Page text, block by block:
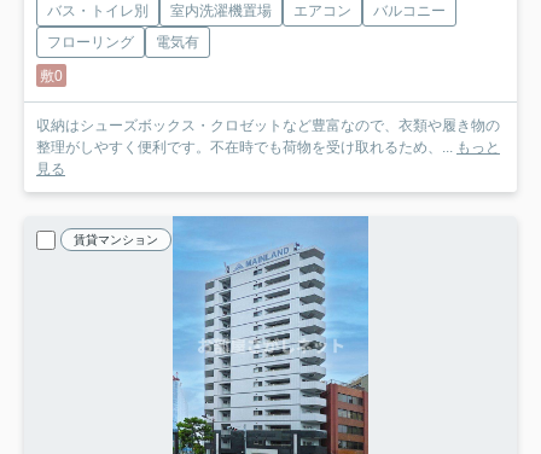
バス・トイレ別 室内洗濯機置場 エアコン
バルコニー
フローリング
電気有
敷0
収納はシューズボックス・クロゼットなど豊富なので、衣類や履き物の
整理がしやすく便利です。不在時でも荷物を受け取れるため、...
もっと
見る
賃貸マンション